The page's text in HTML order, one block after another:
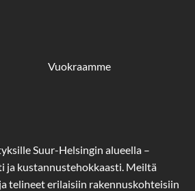
Vuokraamme
Suur-Helsingin alueella –
ja kustannustehokkaasti. Meiltä
telineet erilaisiin rakennuskohteisiin